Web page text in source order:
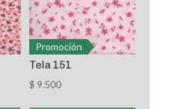
Promoción
Tela 151
$ 9.500